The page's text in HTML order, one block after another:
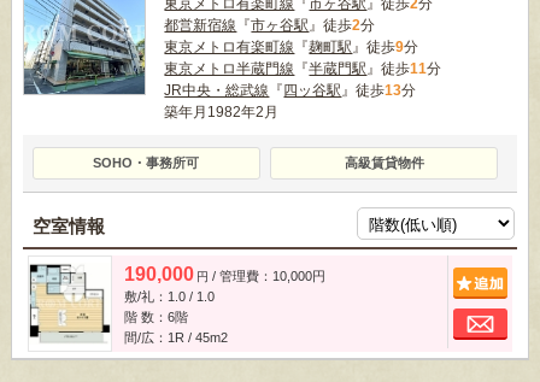
東京メトロ有楽町線 『 市ヶ谷駅』徒歩2分
都営新宿線 『市ヶ谷駅』徒歩2分
東京メトロ有楽町線 『麹町駅』徒歩9分
東京メトロ半蔵門線 『半蔵門駅』徒歩11分
JR中央・総武線 『 四ッ谷駅』徒歩13分
築年月1982年2月
SOHO・事務所可 高級賃貸物件
空室情報
190,000 円 / 管理費：10,000円
敷/礼：1.0 / 1.0
階 数：6階
間/広：1R / 45m2